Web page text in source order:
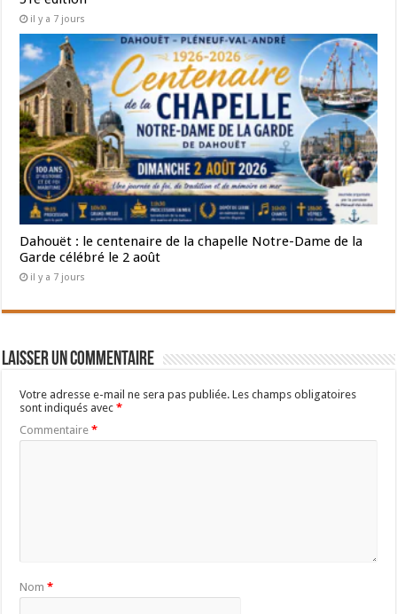
il y a 7 jours
Dahouët : le centenaire de la chapelle Notre-Dame de la
Garde célébré le 2 août
il y a 7 jours
Laisser un commentaire
Votre adresse e-mail ne sera pas publiée. Les champs obligatoires
sont indiqués avec*
Commentaire*
Nom*